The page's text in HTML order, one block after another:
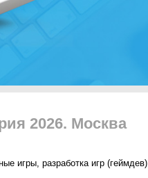
2026. Москва
игры, разработка игр (геймдев)